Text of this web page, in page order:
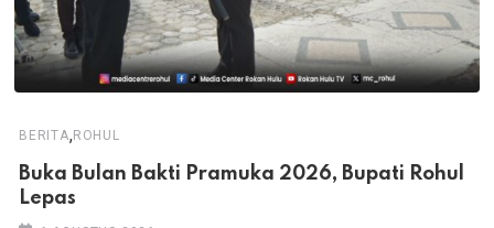
BERITA,ROHUL
Buka Bulan Bakti Pramuka 2026, Bupati Rohul
Lepas